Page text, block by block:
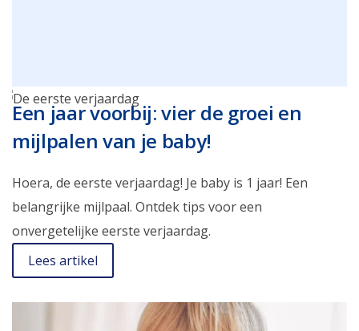
Een jaar voorbij: vier de groei en
mijlpalen van je baby!
Hoera, de eerste verjaardag! Je baby is 1 jaar! Een
belangrijke mijlpaal. Ontdek tips voor een
onvergetelijke eerste verjaardag.
Lees artikel